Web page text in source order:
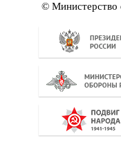
© Министерство